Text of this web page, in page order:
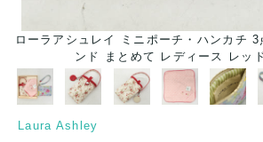
ローラアシュレイ ミニポーチ・ハンカチ
ンド まとめて レディース レッ
Laura Ashley